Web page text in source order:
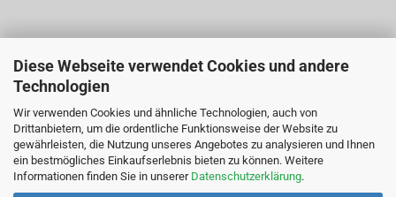
Diese Webseite verwendet Cookies und andere
Technologien
Wir verwenden Cookies und ähnliche Technologien, auch von
Drittanbietern, um die ordentliche Funktionsweise der Website zu
gewährleisten, die Nutzung unseres Angebotes zu analysieren und Ihnen
ein bestmögliches Einkaufserlebnis bieten zu können. Weitere
Informationen finden Sie in unserer Datenschutzerklärung.